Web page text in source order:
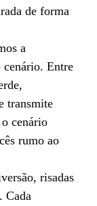
de forma
a
Entre
transmite
cenário
rumo ao
risadas
Cada